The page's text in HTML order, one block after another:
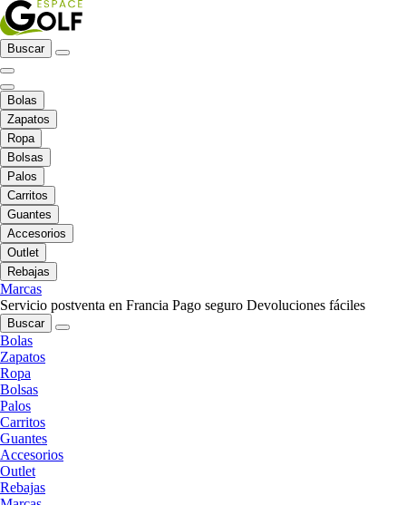
Buscar
Bolas
Zapatos
Ropa
Bolsas
Palos
Carritos
Guantes
Accesorios
Outlet
Rebajas
Marcas
Servicio postventa en Francia Pago seguro Devoluciones fáciles
Buscar
Bolas
Zapatos
Ropa
Bolsas
Palos
Carritos
Guantes
Accesorios
Outlet
Rebajas